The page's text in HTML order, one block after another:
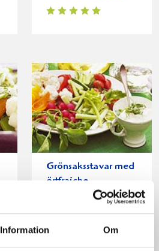
Information Om
Grönsaksstavar med
örtfraiche